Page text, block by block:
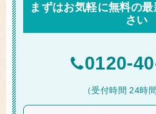
まずはお気軽に無料の
さい
0120-
（受付時間 24時